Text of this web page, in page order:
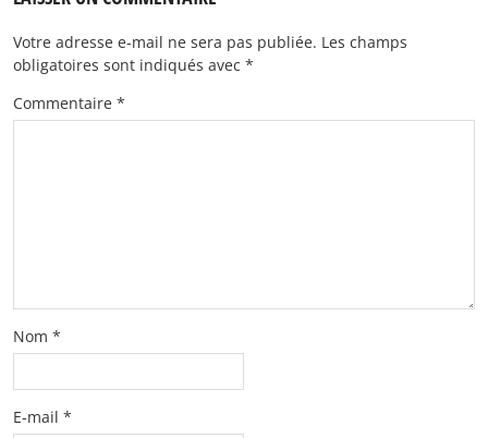
Votre adresse e-mail ne sera pas publiée. Les champs
obligatoires sont indiqués avec *
Commentaire *
Nom *
E-mail *